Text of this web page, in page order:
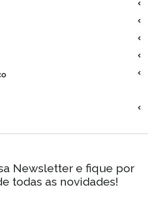
Newsletter e fique por
todas as novidades!